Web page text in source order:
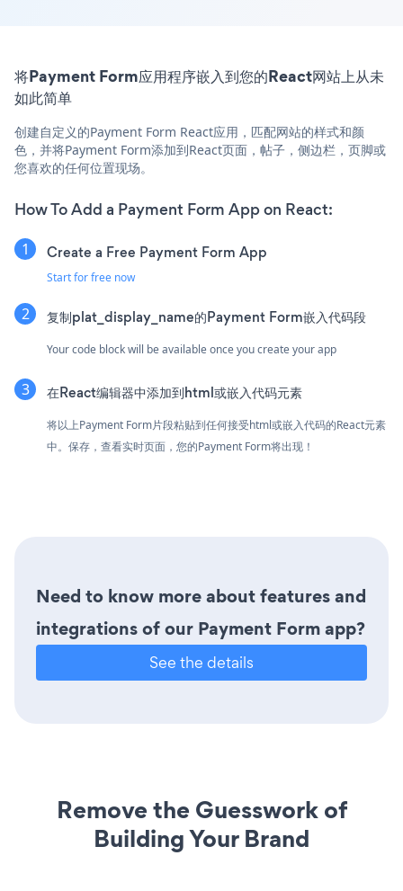
将Payment Form应用程序嵌入到您的React网站上从未
如此简单
创建自定义的Payment Form React应用，匹配网站的样式和颜
色，并将Payment Form添加到React页面，帖子，侧边栏，页脚或
您喜欢的任何位置现场。
How To Add a Payment Form App on React:
Create a Free Payment Form App
Start for free now
复制plat_display_name的Payment Form嵌入代码段
Your code block will be available once you create your app
在React编辑器中添加到html或嵌入代码元素
将以上Payment Form片段粘贴到任何接受html或嵌入代码的React元素
中。保存，查看实时页面，您的Payment Form将出现！
Need to know more about features and
integrations of our Payment Form app?
See the details
Remove the Guesswork of
Building Your Brand